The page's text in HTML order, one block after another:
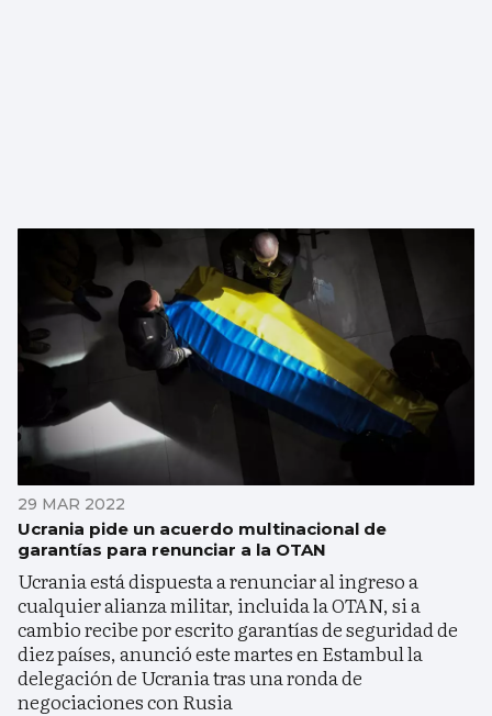
29 MAR 2022
Ucrania pide un acuerdo multinacional de
garantías para renunciar a la OTAN
Ucrania está dispuesta a renunciar al ingreso a
cualquier alianza militar, incluida la OTAN, si a
cambio recibe por escrito garantías de seguridad de
diez países, anunció este martes en Estambul la
delegación de Ucrania tras una ronda de
negociaciones con Rusia